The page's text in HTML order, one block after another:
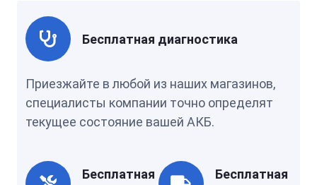
Бесплатная диагностика
Приезжайте в любой из наших магазинов,
специалисты компании точно определят
текущее состояние вашей АКБ.
Бесплатная
Бесплатная